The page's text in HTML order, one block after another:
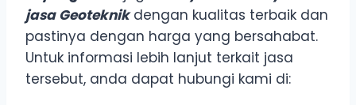
jasa Geoteknikdengan kualitas terbaik dan
pastinya dengan harga yang bersahabat.
Untuk informasi lebih lanjut terkait jasa
tersebut, anda dapat hubungi kami di: